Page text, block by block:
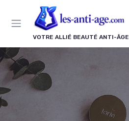
VOTRE ALLIÉ BEAUTÉ ANTI-ÂGE
Panneau de gestion des cookies